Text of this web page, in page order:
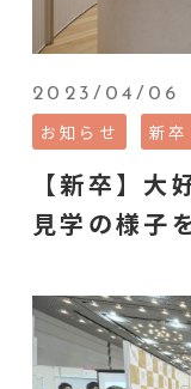
2023/04/06
お知らせ 新卒
【新卒】大
見学の様子